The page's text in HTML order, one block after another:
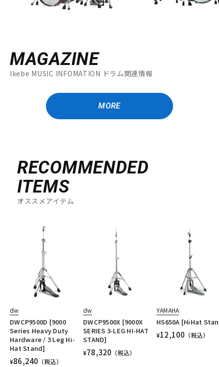
MAGAZINE
Ikebe MUSIC INFOMATION ドラム関連情報
MORE
RECOMMENDED
ITEMS
オススメアイテム
dw
DWCP9500D [9000
Series Heavy Duty
Hardware / 3 Leg Hi-
Hat Stand]
¥86,240 （税込）
dw
DWCP9500X [9000X
SERIES 3-LEG HI-HAT
STAND]
¥78,320 （税込）
YAMAHA
HS650A [HiHat
¥12,100 （税込）